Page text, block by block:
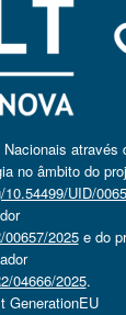
através
no âmbito do
UID/
2025e do
04666/2025.
GenerationEU